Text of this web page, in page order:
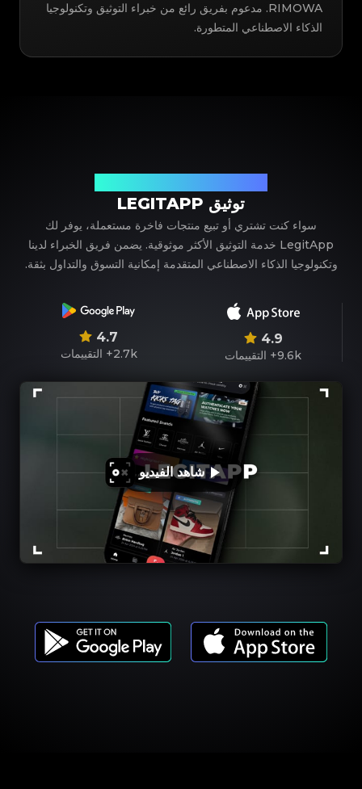
RIMOWA. مدعوم بفريق رائع من خبراء التوثيق وتكنولوجيا
الذكاء الاصطناعي المتطورة.
توثيق LEGITAPP
سواء كنت تشتري أو تبيع منتجات فاخرة مستعملة، يوفر لك
LegitApp خدمة التوثيق الأكثر موثوقية. يضمن فريق الخبراء لدينا
وتكنولوجيا الذكاء الاصطناعي المتقدمة إمكانية التسوق والتداول بثقة.
4.9
9.6k+ التقييمات
4.7
2.7k+ التقييمات
شاهد الفيديو